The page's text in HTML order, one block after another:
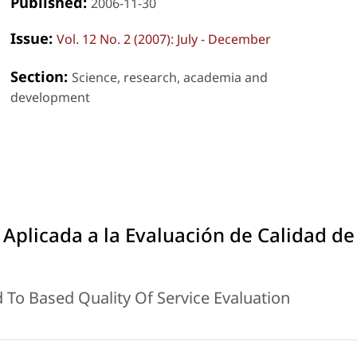
Issue: Vol. 12 No. 2 (2007): July - December
Section: Science, research, academia and
development
a la Evaluación de Calidad de
Based Quality Of Service Evaluation